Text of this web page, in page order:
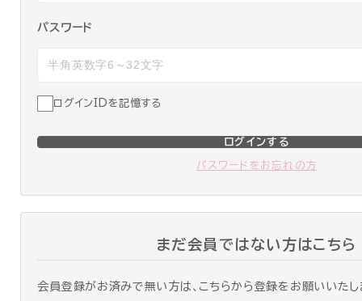
パスワード
ログインIDを記憶する
ログインする
パスワードをお忘れの方
まだ会員ではない方はこちら
会員登録がお済みで無い方は、こちらから登録をお願いいたし